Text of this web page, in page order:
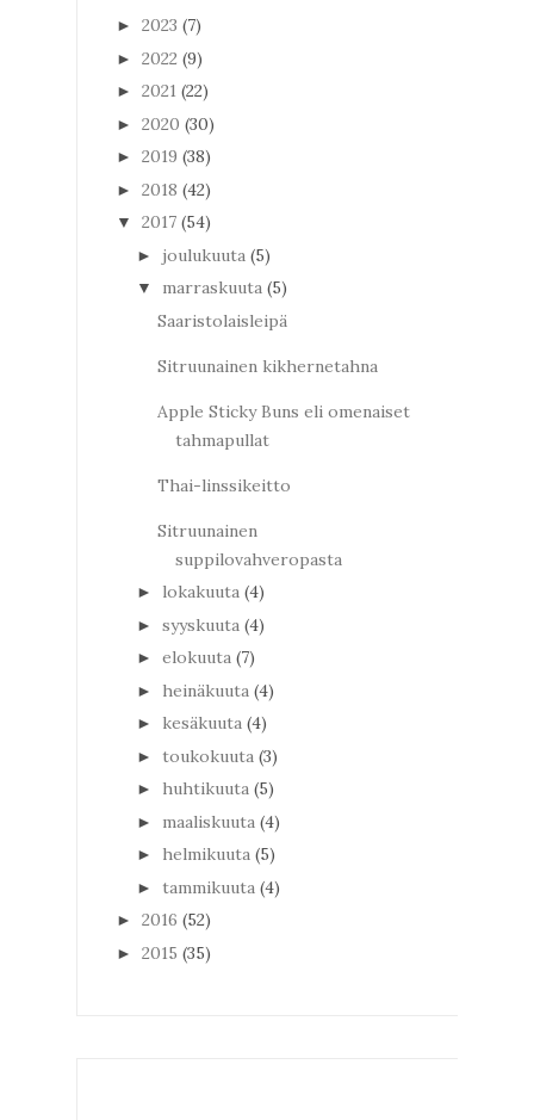
► 2023 (7)
► 2022 (9)
► 2021 (22)
► 2020 (30)
► 2019 (38)
► 2018 (42)
▼ 2017 (54)
► joulukuuta (5)
▼ marraskuuta (5)
Saaristolaisleipä
Sitruunainen kikhernetahna
Apple Sticky Buns eli omenaiset
tahmapullat
Thai-linssikeitto
Sitruunainen
suppilovahveropasta
► lokakuuta (4)
► syyskuuta (4)
► elokuuta (7)
► heinäkuuta (4)
► kesäkuuta (4)
► toukokuuta (3)
► huhtikuuta (5)
► maaliskuuta (4)
► helmikuuta (5)
► tammikuuta (4)
► 2016 (52)
► 2015 (35)